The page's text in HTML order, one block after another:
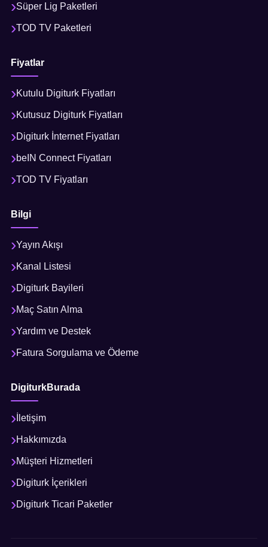
Süper Lig Paketleri
TOD TV Paketleri
Fiyatlar
Kutulu Digiturk Fiyatları
Kutusuz Digiturk Fiyatları
Digiturk İnternet Fiyatları
beIN Connect Fiyatları
TOD TV Fiyatları
Bilgi
Yayın Akışı
Kanal Listesi
Digiturk Bayileri
Maç Satın Alma
Yardım ve Destek
Fatura Sorgulama ve Ödeme
DigiturkBurada
İletişim
Hakkımızda
Müşteri Hizmetleri
Digiturk İçerikleri
Digiturk Ticari Paketler